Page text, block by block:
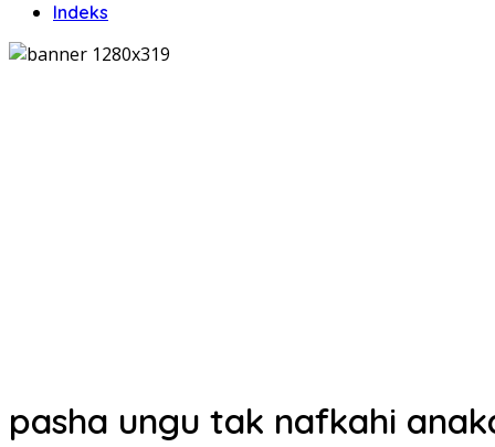
Indeks
pasha ungu tak nafkahi